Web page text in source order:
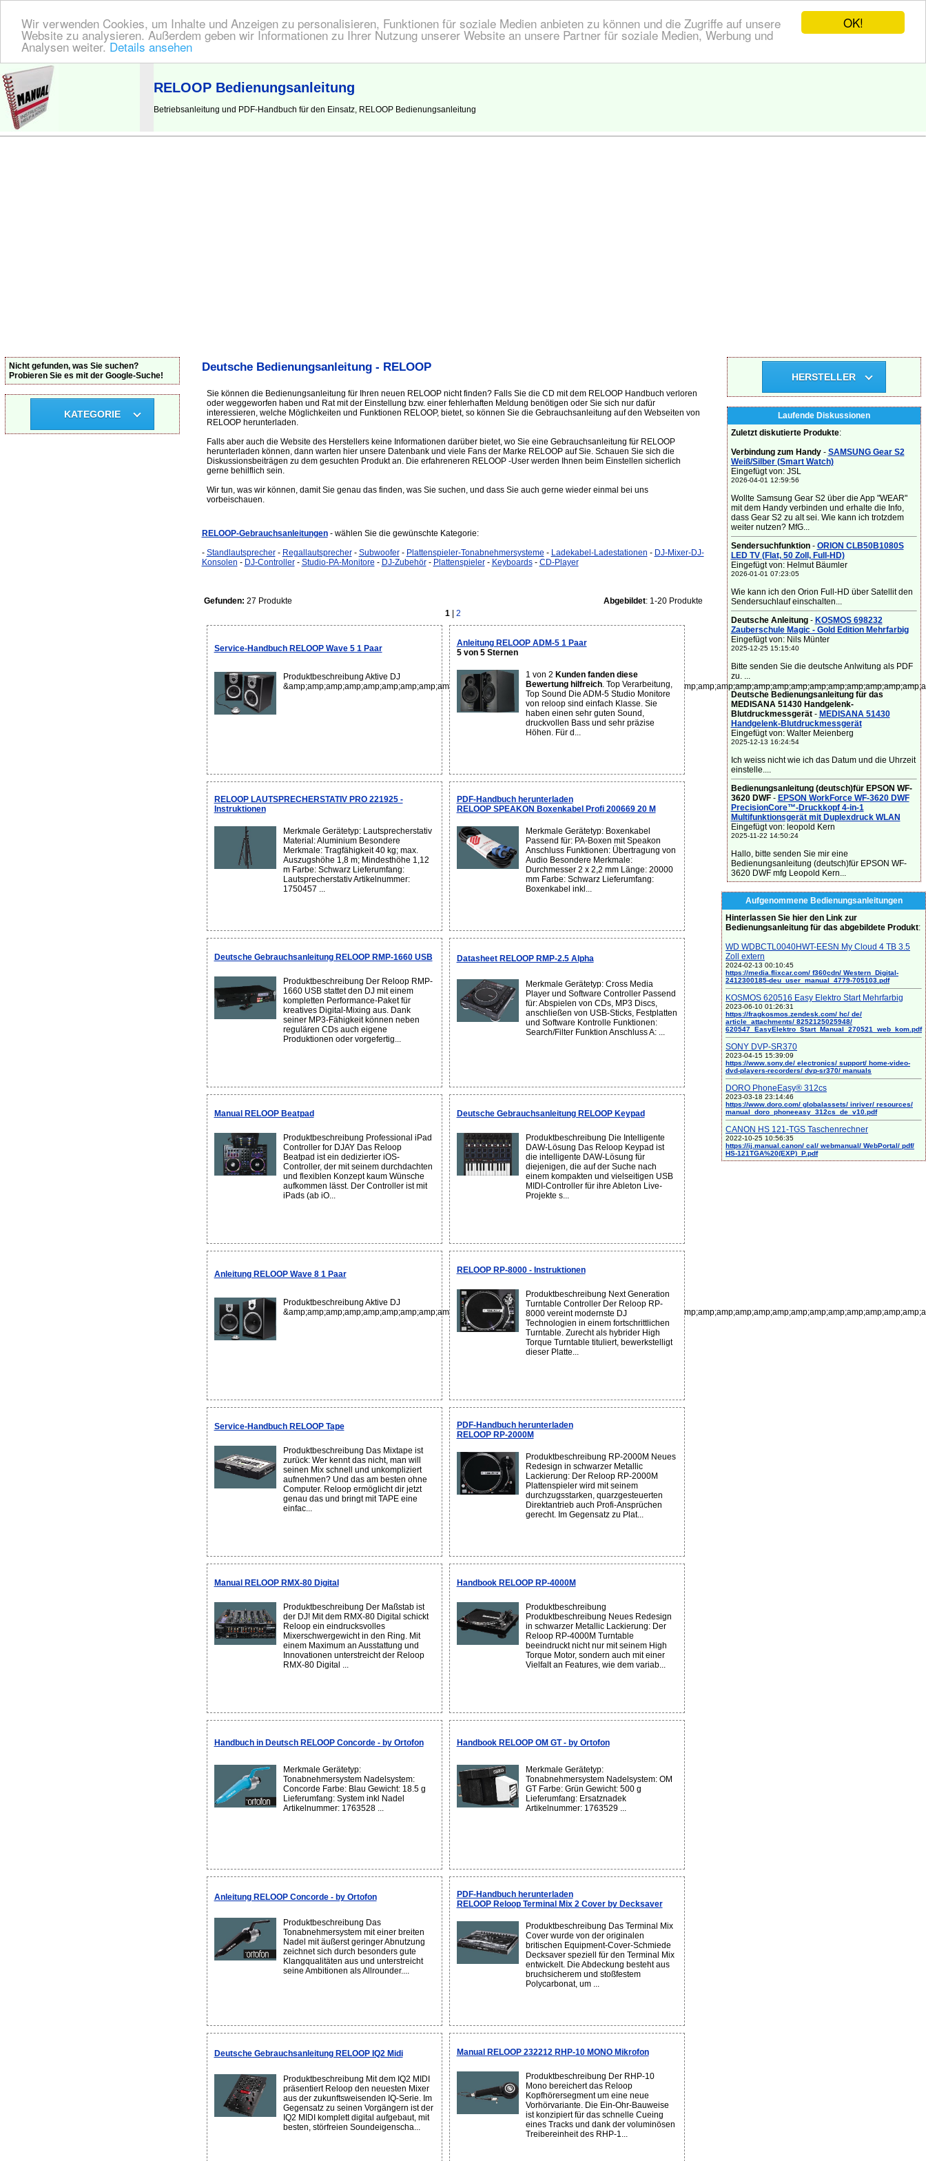
OK!
Wir verwenden Cookies, um Inhalte und Anzeigen zu personalisieren, Funktionen für soziale Medien anbieten zu können und die Zugriffe auf unsere
Website zu analysieren. Außerdem geben wir Informationen zu Ihrer Nutzung unserer Website an unsere Partner für soziale Medien, Werbung und
Analysen weiter. Details ansehen
BEDIENUNGSANLEITUNG | Hier finden Sie die deutsche Anleitung!
RELOOP Bedienungsanleitung
Betriebsanleitung und PDF-Handbuch für den Einsatz, RELOOP Bedienungsanleitung
Deutsche Bedienungsanleitung - RELOOP
Sie können die Bedienungsanleitung für Ihren neuen RELOOP nicht finden? Falls Sie die CD mit dem RELOOP Handbuch verloren
oder weggeworfen haben und Rat mit der Einstellung bzw. einer fehlerhaften Meldung benötigen oder Sie sich nur dafür
interessieren, welche Möglichkeiten und Funktionen RELOOP, bietet, so können Sie die Gebrauchsanleitung auf den Webseiten von
RELOOP herunterladen.
Falls aber auch die Website des Herstellers keine Informationen darüber bietet, wo Sie eine Gebrauchsanleitung für RELOOP
herunterladen können, dann warten hier unsere Datenbank und viele Fans der Marke RELOOP auf Sie. Schauen Sie sich die
Diskussionsbeiträgen zu dem gesuchten Produkt an. Die erfahreneren RELOOP -User werden Ihnen beim Einstellen sicherlich
gerne behilflich sein.
Wir tun, was wir können, damit Sie genau das finden, was Sie suchen, und dass Sie auch gerne wieder einmal bei uns
vorbeischauen.
RELOOP-Gebrauchsanleitungen - wählen Sie die gewünschte Kategorie:
- Standlautsprecher- Regallautsprecher- Subwoofer- Plattenspieler-Tonabnehmersysteme - Ladekabel-Ladestationen - DJ-Mixer-DJ-
Konsolen - DJ-Controller- Studio-PA-Monitore - DJ-Zubehör- Plattenspieler- Keyboards- CD-Player
Gefunden: 27 Produkte Abgebildet: 1-20 Produkte
1
2
Service-Handbuch RELOOP Wave 5 1 Paar
Produktbeschreibung Aktive DJ
Anleitung RELOOP ADM-5 1 Paar
5 von 5 Sternen
1 von 2 Kunden fanden diese
Bewertung hilfreich. Top Verarbeitung,
Top Sound Die ADM-5 Studio Monitore
von reloop sind einfach Klasse. Sie
haben einen sehr guten Sound,
druckvollen Bass und sehr präzise
Höhen. Für d...
RELOOP LAUTSPRECHERSTATIV PRO 221925 -
Instruktionen
Merkmale Gerätetyp: Lautsprecherstativ
Material: Aluminium Besondere
Merkmale: Tragfähigkeit 40 kg; max.
Auszugshöhe 1,8 m; Mindesthöhe 1,12
m Farbe: Schwarz Lieferumfang:
Lautsprecherstativ Artikelnummer:
1750457 ...
PDF-Handbuch herunterladen
RELOOP SPEAKON Boxenkabel Profi 200669 20 M
Merkmale Gerätetyp: Boxenkabel
Passend für: PA-Boxen mit Speakon
Anschluss Funktionen: Übertragung von
Audio Besondere Merkmale:
Durchmesser 2 x 2,2 mm Länge: 20000
mm Farbe: Schwarz Lieferumfang:
Boxenkabel inkl...
Deutsche Gebrauchsanleitung RELOOP RMP-1660 USB
Produktbeschreibung Der Reloop RMP-
1660 USB stattet den DJ mit einem
kompletten Performance-Paket für
kreatives Digital-Mixing aus. Dank
seiner MP3-Fähigkeit können neben
regulären CDs auch eigene
Produktionen oder vorgefertig...
Datasheet RELOOP RMP-2.5 Alpha
Merkmale Gerätetyp: Cross Media
Player und Software Controller Passend
für: Abspielen von CDs, MP3 Discs,
anschließen von USB-Sticks, Festplatten
und Software Kontrolle Funktionen:
Search/Filter Funktion Anschluss A: ...
Manual RELOOP Beatpad
Produktbeschreibung Professional iPad
Controller for DJAY Das Reloop
Beatpad ist ein dedizierter iOS-
Controller, der mit seinem durchdachten
und flexiblen Konzept kaum Wünsche
aufkommen lässt. Der Controller ist mit
iPads (ab iO...
Deutsche Gebrauchsanleitung RELOOP Keypad
Produktbeschreibung Die Intelligente
DAW-Lösung Das Reloop Keypad ist
die intelligente DAW-Lösung für
diejenigen, die auf der Suche nach
einem kompakten und vielseitigen USB
MIDI-Controller für ihre Ableton Live-
Projekte s...
Anleitung RELOOP Wave 8 1 Paar
Produktbeschreibung Aktive DJ
RELOOP RP-8000 - Instruktionen
Produktbeschreibung Next Generation
Turntable Controller Der Reloop RP-
8000 vereint modernste DJ
Technologien in einem fortschrittlichen
Turntable. Zurecht als hybrider High
Torque Turntable tituliert, bewerkstelligt
dieser Platte...
Service-Handbuch RELOOP Tape
Produktbeschreibung Das Mixtape ist
zurück: Wer kennt das nicht, man will
seinen Mix schnell und unkompliziert
aufnehmen? Und das am besten ohne
Computer. Reloop ermöglicht dir jetzt
genau das und bringt mit TAPE eine
einfac...
PDF-Handbuch herunterladen
RELOOP RP-2000M
Produktbeschreibung RP-2000M Neues
Redesign in schwarzer Metallic
Lackierung: Der Reloop RP-2000M
Plattenspieler wird mit seinem
durchzugsstarken, quarzgesteuerten
Direktantrieb auch Profi-Ansprüchen
gerecht. Im Gegensatz zu Plat...
Manual RELOOP RMX-80 Digital
Produktbeschreibung Der Maßstab ist
der DJ! Mit dem RMX-80 Digital schickt
Reloop ein eindrucksvolles
Mixerschwergewicht in den Ring. Mit
einem Maximum an Ausstattung und
Innovationen unterstreicht der Reloop
RMX-80 Digital ...
Handbook RELOOP RP-4000M
Produktbeschreibung
Produktbeschreibung Neues Redesign
in schwarzer Metallic Lackierung: Der
Reloop RP-4000M Turntable
beeindruckt nicht nur mit seinem High
Torque Motor, sondern auch mit einer
Vielfalt an Features, wie dem variab...
Handbuch in Deutsch RELOOP Concorde - by Ortofon
Merkmale Gerätetyp:
Tonabnehmersystem Nadelsystem:
Concorde Farbe: Blau Gewicht: 18.5 g
Lieferumfang: System inkl Nadel
Artikelnummer: 1763528 ...
Handbook RELOOP OM GT - by Ortofon
Merkmale Gerätetyp:
Tonabnehmersystem Nadelsystem: OM
GT Farbe: Grün Gewicht: 500 g
Lieferumfang: Ersatznadek
Artikelnummer: 1763529 ...
Anleitung RELOOP Concorde - by Ortofon
Produktbeschreibung Das
Tonabnehmersystem mit einer breiten
Nadel mit äußerst geringer Abnutzung
zeichnet sich durch besonders gute
Klangqualitäten aus und unterstreicht
seine Ambitionen als Allrounder....
PDF-Handbuch herunterladen
RELOOP Reloop Terminal Mix 2 Cover by Decksaver
Produktbeschreibung Das Terminal Mix
Cover wurde von der originalen
britischen Equipment-Cover-Schmiede
Decksaver speziell für den Terminal Mix
entwickelt. Die Abdeckung besteht aus
bruchsicherem und stoßfestem
Polycarbonat, um ...
Deutsche Gebrauchsanleitung RELOOP IQ2 Midi
Produktbeschreibung Mit dem IQ2 MIDI
präsentiert Reloop den neuesten Mixer
aus der zukunftsweisenden IQ-Serie. Im
Gegensatz zu seinen Vorgängern ist der
IQ2 MIDI komplett digital aufgebaut, mit
besten, störfreien Soundeigenscha...
Manual RELOOP 232212 RHP-10 MONO Mikrofon
Produktbeschreibung Der RHP-10
Mono bereichert das Reloop
Kopfhörersegment um eine neue
Vorhörvariante. Die Ein-Ohr-Bauweise
ist konzipiert für das schnelle Cueing
eines Tracks und dank der voluminösen
Treibereinheit des RHP-1...
Nicht gefunden, was Sie suchen?
Probieren Sie es mit der Google-Suche!
KATEGORIE
HERSTELLER
Laufende Diskussionen
Zuletzt diskutierte Produkte:
Verbindung zum Handy- SAMSUNG Gear S2
Weiß/Silber (Smart Watch)
Eingefügt von: JSL
2026-04-01 12:59:56
Wollte Samsung Gear S2 über die App "WEAR"
mit dem Handy verbinden und erhalte die Info,
dass Gear S2 zu alt sei. Wie kann ich trotzdem
weiter nutzen? MfG...
Sendersuchfunktion- ORION CLB50B1080S
LED TV (Flat, 50 Zoll, Full-HD)
Eingefügt von: Helmut Bäumler
2026-01-01 07:23:05
Wie kann ich den Orion Full-HD über Satellit den
Sendersuchlauf einschalten...
Deutsche Anleitung- KOSMOS 698232
Zauberschule Magic - Gold Edition Mehrfarbig
Eingefügt von: Nils Münter
2025-12-25 15:15:40
Bitte senden Sie die deutsche Anlwitung als PDF
zu. ...
Deutsche Bedienungsanleitung für das
MEDISANA 51430 Handgelenk-
Blutdruckmessgerät- MEDISANA 51430
Handgelenk-Blutdruckmessgerät
Eingefügt von: Walter Meienberg
2025-12-13 16:24:54
Ich weiss nicht wie ich das Datum und die Uhrzeit
einstelle....
Bedienungsanleitung (deutsch)für EPSON WF-
3620 DWF- EPSON WorkForce WF-3620 DWF
PrecisionCore™-Druckkopf 4-in-1
Multifunktionsgerät mit Duplexdruck WLAN
Eingefügt von: leopold Kern
2025-11-22 14:50:24
Hallo, bitte senden Sie mir eine
Bedienungsanleitung (deutsch)für EPSON WF-
3620 DWF mfg Leopold Kern...
Aufgenommene Bedienungsanleitungen
Hinterlassen Sie hier den Link zur
Bedienungsanleitung für das abgebildete Produkt:
WD WDBCTL0040HWT-EESN My Cloud 4 TB 3.5
Zoll extern
2024-02-13 00:10:45
https://media.flixcar.com/ f360cdn/ Western_Digital-
2412300185-deu_user_manual_4779-705103.pdf
KOSMOS 620516 Easy Elektro Start Mehrfarbig
2023-06-10 01:26:31
https://fragkosmos.zendesk.com/ hc/ de/
article_attachments/ 8252125025948/
620547_EasyElektro_Start_Manual_270521_web_kom.pdf
SONY DVP-SR370
2023-04-15 15:39:09
https://www.sony.de/ electronics/ support/ home-video-
dvd-players-recorders/ dvp-sr370/ manuals
DORO PhoneEasy® 312cs
2023-03-18 23:14:46
https://www.doro.com/ globalassets/ inriver/ resources/
manual_doro_phoneeasy_312cs_de_v10.pdf
CANON HS 121-TGS Taschenrechner
2022-10-25 10:56:35
https://ij.manual.canon/ cal/ webmanual/ WebPortal/ pdf/
HS-121TGA%20(EXP)_P.pdf